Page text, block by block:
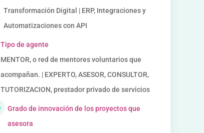
Transformación Digital | ERP, Integraciones y
Automatizaciones con API
Tipo de agente
MENTOR, o red de mentores voluntarios que
acompañan. | EXPERTO, ASESOR, CONSULTOR,
TUTORIZACION, prestador privado de servicios
Grado de innovación de los proyectos que
asesora